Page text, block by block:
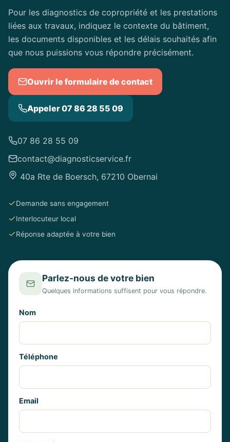
Pour les diagnostics de copropriété et les prestations
liées aux travaux, indiquez le contexte du bâtiment,
les documents disponibles et les délais souhaités afin
que nous puissions vous répondre précisément.
Ouvrir le formulaire de contact
Appeler 07 86 28 55 09
07 86 28 55 09
contact@diagnosticservice.fr
40a Rte de Boersch, 67210 Obernai
Demande sans engagement
Interlocuteur local
Réponse adaptée à votre bien
Parlez-nous de votre bien
Quelques informations suffisent pour vous répondre.
Nom
Téléphone
Email